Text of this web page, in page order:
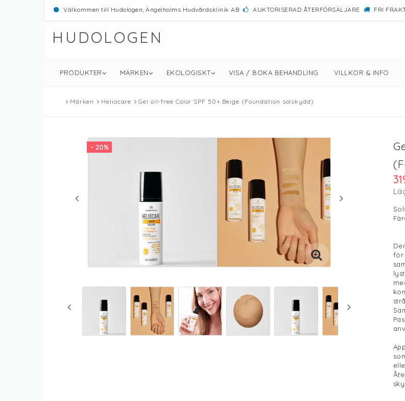
Välkommen till Hudologen, Ängelholms Hudvårdsklinik AB AUKTORISERAD ÅTERFÖRSÄLJARE FRI
HUDOLOGEN
PRODUKTER MÄRKEN EKOLOGISKT VISA / BOKA BEHANDLING VILLKOR & INFO
Märken Heliocare Gel oil-free Color SPF 50+ Beige (Foundation solskydd)
- 20%
för